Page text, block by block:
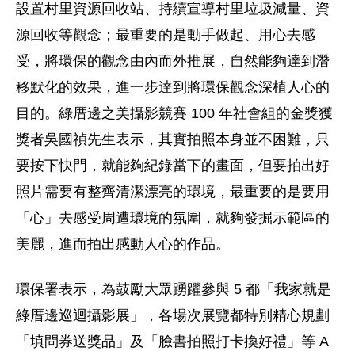
設置村里資源回收站、持續宣導村里垃圾減量、資
源回收等觀念；最重要的是動手做起、用心去感
受，將環保的觀念由內而外推展，自然能夠達到潛
移默化的效果，進一步達到將環保觀念深植人心的
目的。綠厝邊之美攝影競賽 100 年社會組的金獎獲
獎者吳國禎先生表示，其實拍照本身並不困難，只
要按下快門，就能夠紀錄當下的畫面，但要拍出好
照片需要有整齊清潔漂亮的環境，最重要的是要用
「心」去感受周遭環境的氛圍，就夠發掘示範區的
美麗，進而拍出感動人心的作品。
環保署表示，為鼓勵大眾踴躍參與 5 都「我家就是
綠厝邊巡迴攝影展」，各場次展覽都特別精心規劃
「填問券送獎品」及「臉書拍照打卡換好禮」等 A